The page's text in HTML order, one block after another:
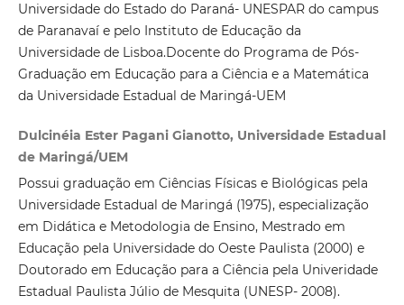
Universidade do Estado do Paraná- UNESPAR do campus
de Paranavaí e pelo Instituto de Educação da
Universidade de Lisboa.Docente do Programa de Pós-
Graduação em Educação para a Ciência e a Matemática
da Universidade Estadual de Maringá-UEM
Dulcinéia Ester Pagani Gianotto, Universidade Estadual
de Maringá/UEM
Possui graduação em Ciências Físicas e Biológicas pela
Universidade Estadual de Maringá (1975), especialização
em Didática e Metodologia de Ensino, Mestrado em
Educação pela Universidade do Oeste Paulista (2000) e
Doutorado em Educação para a Ciência pela Univeridade
Estadual Paulista Júlio de Mesquita (UNESP- 2008).